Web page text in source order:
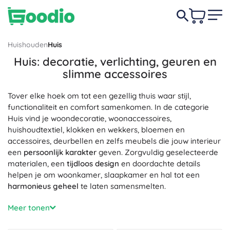
HuishoudenHuis
Huis: decoratie, verlichting, geuren en
slimme accessoires
Tover elke hoek om tot een gezellig thuis waar stijl,
functionaliteit en comfort samenkomen. In de categorie
Huis vind je woondecoratie, woonaccessoires,
huishoudtextiel, klokken en wekkers, bloemen en
accessoires, deurbellen en zelfs meubels die jouw interieur
een persoonlijk karakter geven. Zorgvuldig geselecteerde
materialen, een tijdloos design en doordachte details
helpen je om woonkamer, slaapkamer en hal tot een
harmonieus geheel te laten samensmelten.
Voor de perfecte sfeer kies je de categorie
van tafel- en wandlampen via LED-verlichting en
Meer tonen